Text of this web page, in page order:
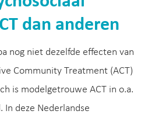
dan anderen
nog niet dezelfde effecten van
Community Treatment (ACT)
is modelgetrouwe ACT in o.a.
In deze Nederlandse